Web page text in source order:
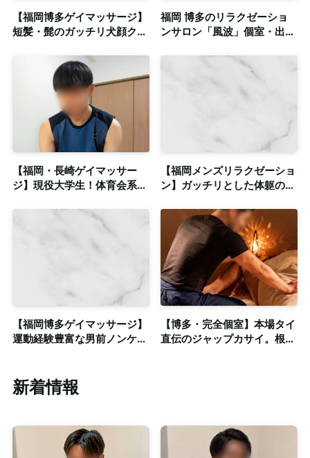
【福岡博多ゲイマッサージ】
短髪・髭のガッチリ犬顔クマ
ラクゼーション◎個室完備
福岡 博多のリラクゼーショ
ンサロン「風波」個室・出張
セラピスト沖田真吾
【福岡・長崎ゲイマッサー
ジ】現役大学生！体育会系出
マン！◎個室完備
【福岡メンズリラクゼーショ
ン】ガッチリとした体躯の
個室完備・出張対応
【福岡博多ゲイマッサージ】
運動経験豊富な男前ノンケセ
【博多・完全個室】本場タイ
直伝のジャップカサイ。根本
新着情報